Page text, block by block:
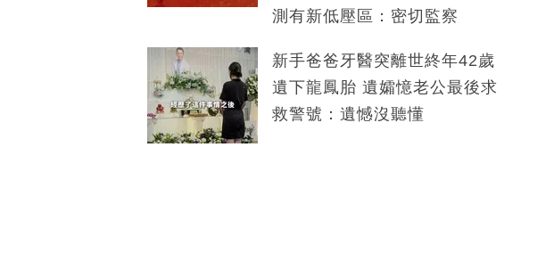
測有新低壓區：密切監察
新手爸爸牙醫突離世終年42歲
遺下龍鳳胎 遺孀憶老公最後求
救警號：遺憾沒聽懂